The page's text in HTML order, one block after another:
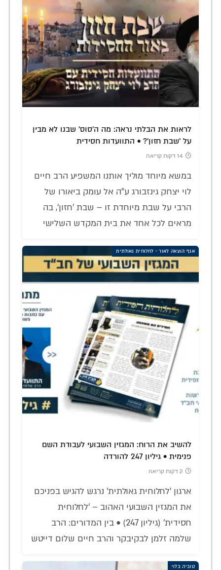
לראות את הבלתי נראה: מה ה'סוס' שבנו לא מבין
על 'שבת חזון'? • התוועדות חסידית
14 דקות קריאה
במשא מיוחד מוליך אותנו המשפיע הרב חיים
לוי יצחק גינזבורג ע"ה אל עומק ביאורו של
הרבי על שבת מיוחדת זו – שבת 'חזון', בה
מראים לכל אחד את בית המקדש השלישי
אגף הוצאה לאור - לחלוחית גאולתית
להשיב את הרוח: המגזין השבועי לעבודת השם
פנימית • גיליון 247 להורדה
2 דקות קריאה
ארגון 'לחלוחית גאולתית' נרגש להגיש בפניכם
את המגזין השבועי האהוב – 'לחלוחית
חסידית' (גיליון 247) • בין המדורים: הרב
שלמה זלמן לבקיבקר והרב חיים שלום דייטש
טוביה בלוי